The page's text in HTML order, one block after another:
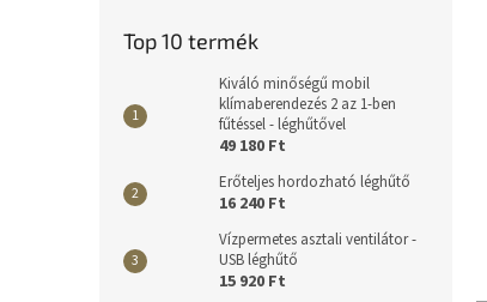
Top 10 termék
Kiváló minőségű mobil
klímaberendezés 2 az 1-ben
fűtéssel - léghűtővel
49 180 Ft
Erőteljes hordozható léghűtő
16 240 Ft
Vízpermetes asztali ventilátor -
USB léghűtő
15 920 Ft